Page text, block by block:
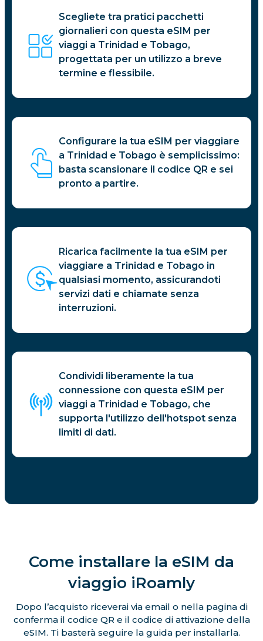
Scegliete tra pratici pacchetti
giornalieri con questa eSIM per
viaggi a Trinidad e Tobago,
progettata per un utilizzo a breve
termine e flessibile.
Configurare la tua eSIM per viaggiare
a Trinidad e Tobago è semplicissimo:
basta scansionare il codice QR e sei
pronto a partire.
Ricarica facilmente la tua eSIM per
viaggiare a Trinidad e Tobago in
qualsiasi momento, assicurandoti
servizi dati e chiamate senza
interruzioni.
Condividi liberamente la tua
connessione con questa eSIM per
viaggi a Trinidad e Tobago, che
supporta l'utilizzo dell'hotspot senza
limiti di dati.
Come installare la eSIM da
viaggio iRoamly
Dopo l’acquisto riceverai via email o nella pagina di
conferma il codice QR e il codice di attivazione della
eSIM. Ti basterà seguire la guida per installarla.